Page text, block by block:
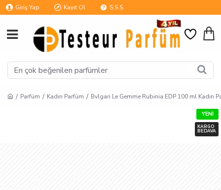
Giriş Yap Kayıt Ol S.S.S.
Parfüm Kadın Parfüm Bvlgari Le Gemme Rubinia EDP 100 ml Kadın
YENI
KARGO
BEDAVA